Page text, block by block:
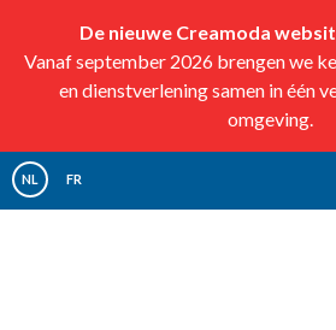
De nieuwe Creamoda
Vanaf september 2026 brengen we
en dienstverlening samen in één
omgeving.
NL FR